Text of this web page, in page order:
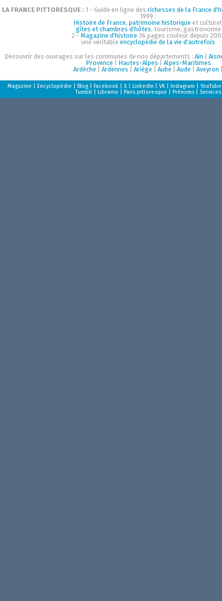
LA FRANCE PITTORESQUE : 1 - Guide en ligne des richesses de la France
1999 :
Histoire de France, patrimoine historique et
gîtes et chambres d'hôtes, tourisme, gastronomie
2 - Magazine d'histoire 36 pages couleur depuis
une véritableencyclopédie de la vie d'autrefois
Découvrir des ouvrages sur les communes de nos départements :Ain |
Provence
Hautes-Alpes
Alpes-Maritimes
Ardèche |Ardennes |Ariège |Aube |Aude |Aveyron
Magazine |Encyclopédie |Blog |Facebook |X |LinkedIn |VK |Instagram |YouTube
Tumblr |Librairie |Paris pittoresque |Prénoms Services